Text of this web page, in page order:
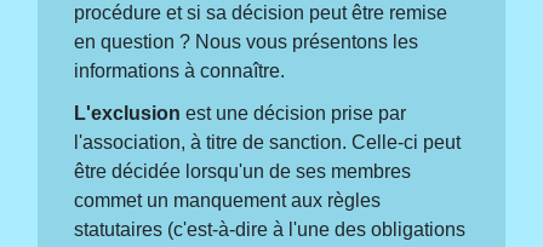
procédure et si sa décision peut être remise
en question ? Nous vous présentons les
informations à connaître.
L'exclusion est une décision prise par
l'association, à titre de sanction. Celle-ci peut
être décidée lorsqu'un de ses membres
commet un manquement aux règles
statutaires (c'est-à-dire à l'une des obligations